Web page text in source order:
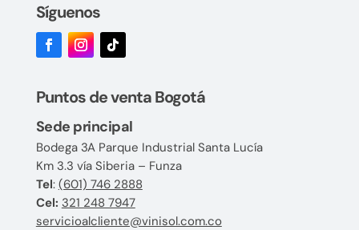
Síguenos
Puntos de venta Bogotá
Sede principal
Bodega 3A Parque Industrial Santa Lucía
Km 3.3 vía Siberia – Funza
Tel: (601) 746 2888
Cel: 321 248 7947
servicioalcliente@vinisol.com.co